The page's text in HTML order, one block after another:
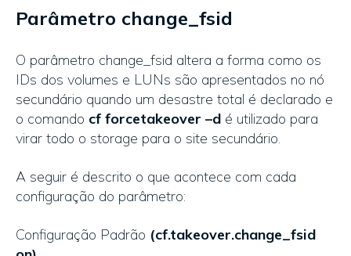
Parâmetro change_fsid
O parâmetro change_fsid altera a forma como os
IDs dos volumes e LUNs são apresentados no nó
secundário quando um desastre total é declarado e
o comando cf forcetakeover –d é utilizado para
virar todo o storage para o site secundário.
A seguir é descrito o que acontece com cada
configuração do parâmetro:
Configuração Padrão (cf.takeover.change_fsid